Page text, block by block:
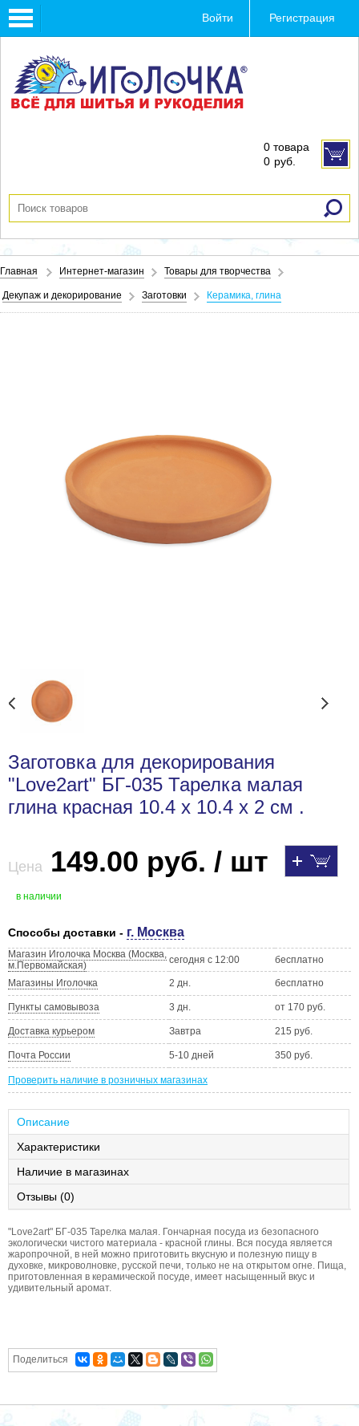
Toggle
navigation
Войти Регистрация
0 товара
0 руб.
Главная Интернет-магазин Товары для творчества
Декупаж и декорирование Заготовки Керамика, глина
Заготовка для декорирования
"Love2art" БГ-035 Тарелка малая
глина красная 10.4 х 10.4 х 2 см .
Цена 149.00 руб. / шт
в наличии
Способы доставки - г. Москва
Магазин Иголочка Москва (Москва,
м.Первомайская)
сегодня с 12:00 бесплатно
Магазины Иголочка 2 дн. бесплатно
Пункты самовывоза 3 дн. от 170 руб.
Доставка курьером Завтра 215 руб.
Почта России 5-10 дней 350 руб.
Проверить наличие в розничных магазинах
Описание
Характеристики
Наличие в магазинах
Отзывы (0)
"Love2art" БГ-035 Тарелка малая. Гончарная посуда из безопасного
экологически чистого материала - красной глины. Вся посуда является
жаропрочной, в ней можно приготовить вкусную и полезную пищу в
духовке, микроволновке, русской печи, только не на открытом огне. Пища,
приготовленная в керамической посуде, имеет насыщенный вкус и
удивительный аромат.
Поделиться